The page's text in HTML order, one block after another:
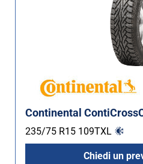
Continental
235/75 R15 109TXL
Chiedi un